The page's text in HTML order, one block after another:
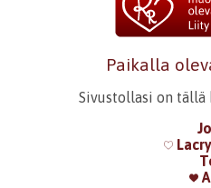
Paikalla
Sivustollasi on tällä